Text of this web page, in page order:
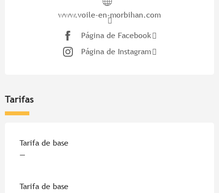
www.voile-en-morbihan.com
Página de Facebook
Página de Instagram
Tarifas
Tarifas 2026
Tarifa de base
—
Tarifa de base